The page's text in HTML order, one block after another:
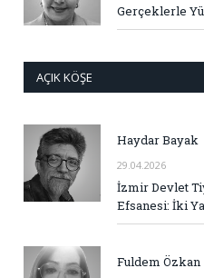
Gerçeklerle
AÇIK KÖŞE
Haydar Bayak
29.04.2026
İzmir Devlet
Efsanesi: İki
Fuldem Özkan